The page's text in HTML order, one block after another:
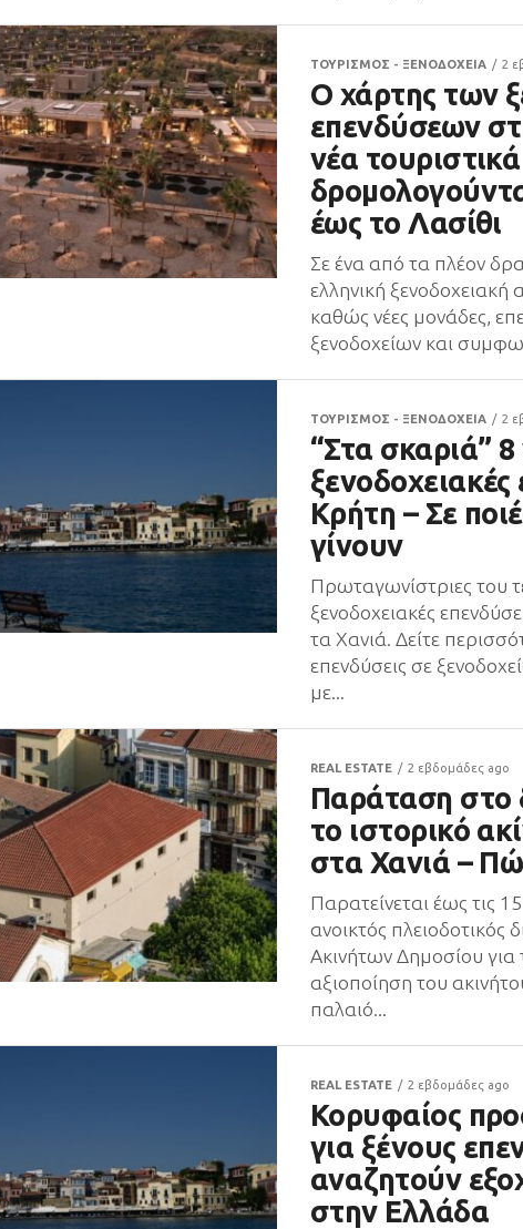
ΤΟΥΡΙΣΜΟΣ - ΞΕΝΟΔΟΧΕΙΑ 2
Ο χάρτης των
επενδύσεων
νέα
έως το Λασίθι
Σε ένα από τα πλέον
ελληνική ξενοδοχειακή
καθώς νέες μονάδες,
ξενοδοχείων και
ΤΟΥΡΙΣΜΟΣ - ΞΕΝΟΔΟΧΕΙΑ 2
“Στα σκαριά” 8
Κρήτη – Σε
γίνουν
Πρωταγωνίστριες του
ξενοδοχειακές
τα Χανιά. Δείτε
επενδύσεις σε
με...
REAL ESTATE 2 εβδομάδες ago
Παράταση στο
το ιστορικό
στα Χανιά –
Παρατείνεται έως τις
ανοικτός πλειοδοτικός
Ακινήτων Δημοσίου για
αξιοποίηση του
παλαιό...
REAL ESTATE 2 εβδομάδες ago
Κορυφαίος
για ξένους
αναζητούν
στην Ελλάδα